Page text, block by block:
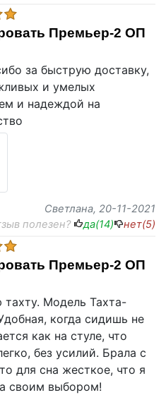
Премьер-2 ОП
за быструю доставку,
и умелых
и надеждой на
Светлана, 20-11-2021
полезен?
да(14) нет(5)
Премьер-2 ОП
Модель Тахта-
когда сидишь не
как на стуле, что
без усилий. Брала с
для сна жесткое, что я
своим выбором!